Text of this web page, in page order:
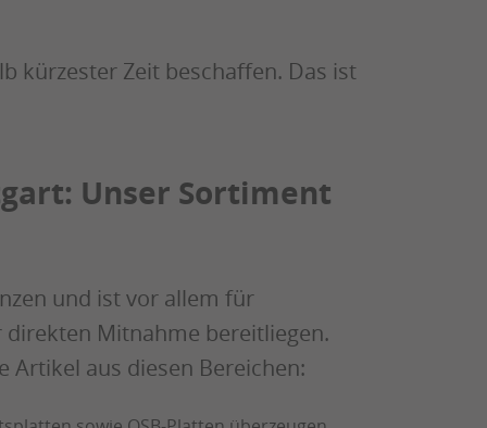
kürzester Zeit beschaffen. Das ist
Unser Sortiment
und ist vor allem für
Mitnahme bereitliegen.
Artikel aus diesen Bereichen: